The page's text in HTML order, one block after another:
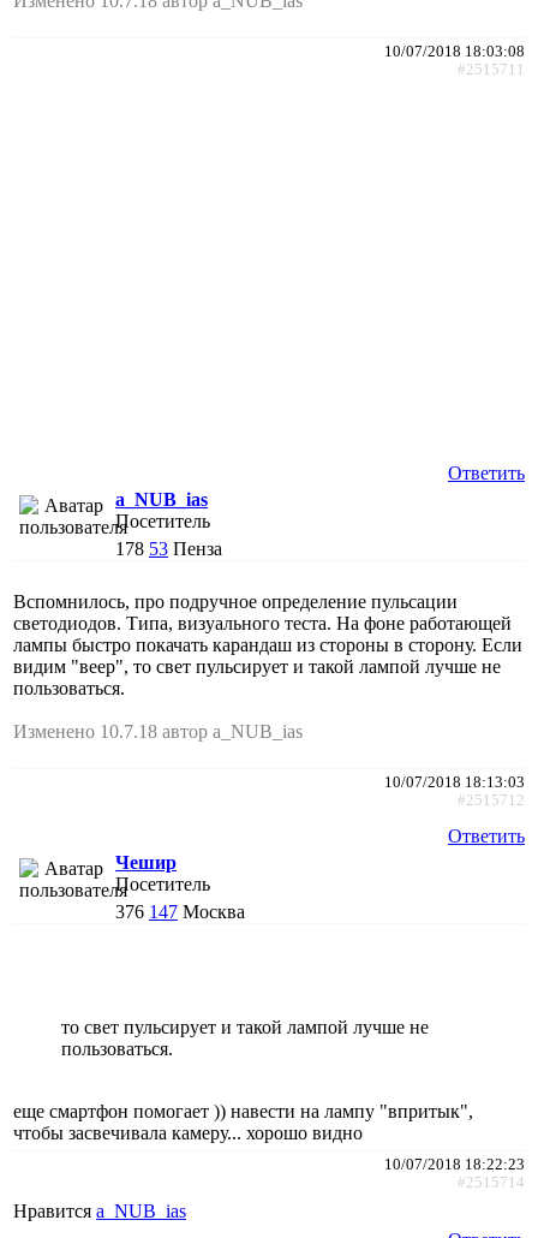
10/07/2018 18:03:08
#2515711
Ответить
a_NUB_ias
Посетитель
178 53 Пенза
Вспомнилось, про подручное определение пульсации
светодиодов. Типа, визуального теста. На фоне работающей
лампы быстро покачать карандаш из стороны в сторону. Если
видим "веер", то свет пульсирует и такой лампой лучше не
пользоваться.
Изменено 10.7.18 автор a_NUB_ias
10/07/2018 18:13:03
#2515712
Ответить
Чешир
Посетитель
376 147 Москва
то свет пульсирует и такой лампой лучше не
пользоваться.
еще смартфон помогает )) навести на лампу "впритык",
чтобы засвечивала камеру... хорошо видно
10/07/2018 18:22:23
#2515714
Нравится a_NUB_ias